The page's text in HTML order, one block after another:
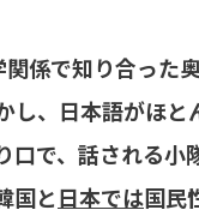
係で知り合った
し、日本語がほと
で、話される小
国と日本では国民